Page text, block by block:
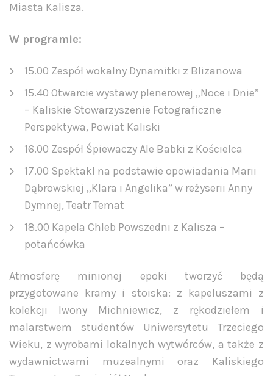
Miasta Kalisza.
W programie:
15.00 Zespół wokalny Dynamitki z Blizanowa
15.40 Otwarcie wystawy plenerowej „Noce i Dnie”
– Kaliskie Stowarzyszenie Fotograficzne
Perspektywa, Powiat Kaliski
16.00 Zespół Śpiewaczy Ale Babki z Kościelca
17.00 Spektakl na podstawie opowiadania Marii
Dąbrowskiej „Klara i Angelika” w reżyserii Anny
Dymnej, Teatr Temat
18.00 Kapela Chleb Powszedni z Kalisza –
potańcówka
Atmosferę minionej epoki tworzyć będą
przygotowane kramy i stoiska: z kapeluszami z
kolekcji Iwony Michniewicz, z rękodziełem i
malarstwem studentów Uniwersytetu Trzeciego
Wieku, z wyrobami lokalnych wytwórców, a także z
wydawnictwami muzealnymi oraz Kaliskiego